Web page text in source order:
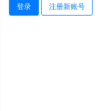
登录 注册新账号